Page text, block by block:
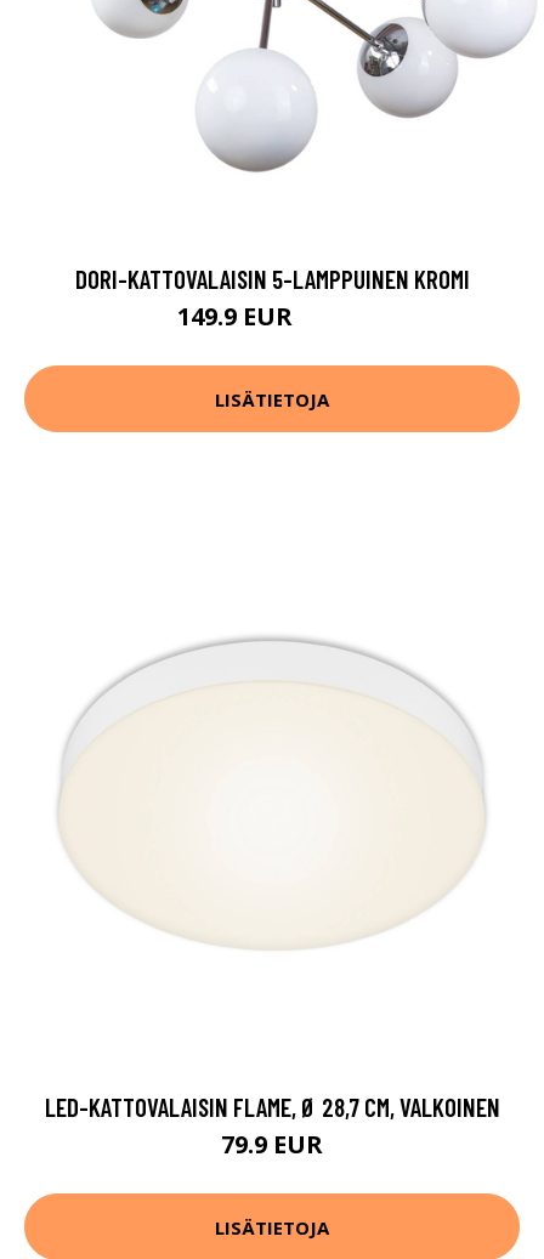
DORI-KATTOVALAISIN 5-LAMPPUINEN KROMI
149.9 EUR
LISÄTIETOJA
LED-KATTOVALAISIN FLAME, Ø 28,7 CM, VALKOINEN
79.9 EUR
LISÄTIETOJA